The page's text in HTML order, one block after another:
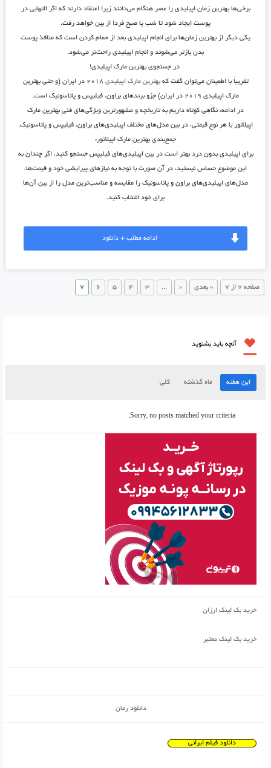
برخی‌ها بهترین زمان اپیلیدی را عصر هنگام می‌دانند زیرا اعتقاد دارند که اگر التهابی در
پوست ایجاد شود تا شب یا صبح فردا از بین خواهد رفت.
یکی دیگر از بهترین زمان‌ها برای انجام اپیلیدی بعد از حمام کردن است که منافذ پوست
بدن بازتر می‌شوند و انجام اپیلیدی راحت‌تر می‌شود.
در جستجوی بهترین مارک اپیلیدی!
تقریباً با اطمینان می‌توان گفت کهبهترین مارک اپیلیدی
۲۰۱۸ در ایران (و حتی بهترین
مارک اپیلیدی ۲۰۱۹ در ایران) جزو برندهای براون، فیلیپس و پاناسونیک است.
در ادامه، نگاهی کوتاه داریم به تاریخچه و مشهورترین ویژگی‌های فنیِ بهترین مارک
اپیلاتور با هر نوع قیمتی، در بین مدل‌های مختلف اپیلیدی‌های براون، فیلیپس و پاناسونیک.
جمع‌بندی بهترین مارک اپیلاتور:
برای اپیلیدی بدون درد بهتر است در بین اپیلیدی‌های فیلیپس جستجو کنید، اگر چندان به
این موضوع حساس نیستید، در آن صورت با توجه به نیازهای پیرایشی خود و قیمت‌ها،
مدل‌های اپیلیدی‌های براون و پاناسونیک را مقایسه و مناسب‌ترین مدل را از بین آن‌ها
برای خود انتخاب کنید.
ادامه مطلب + دانلود
صفحه 7 از 7 « بعدی «
...
3
4
5
6
7
آنچه باید بشنوید
این هفته ماه گذشته کلی
Sorry, no posts matched your criteria.
خرید بک لینک ارزان
خرید بک لینک معتبر
دانلود رمان
دانلود فیلم ایرانی